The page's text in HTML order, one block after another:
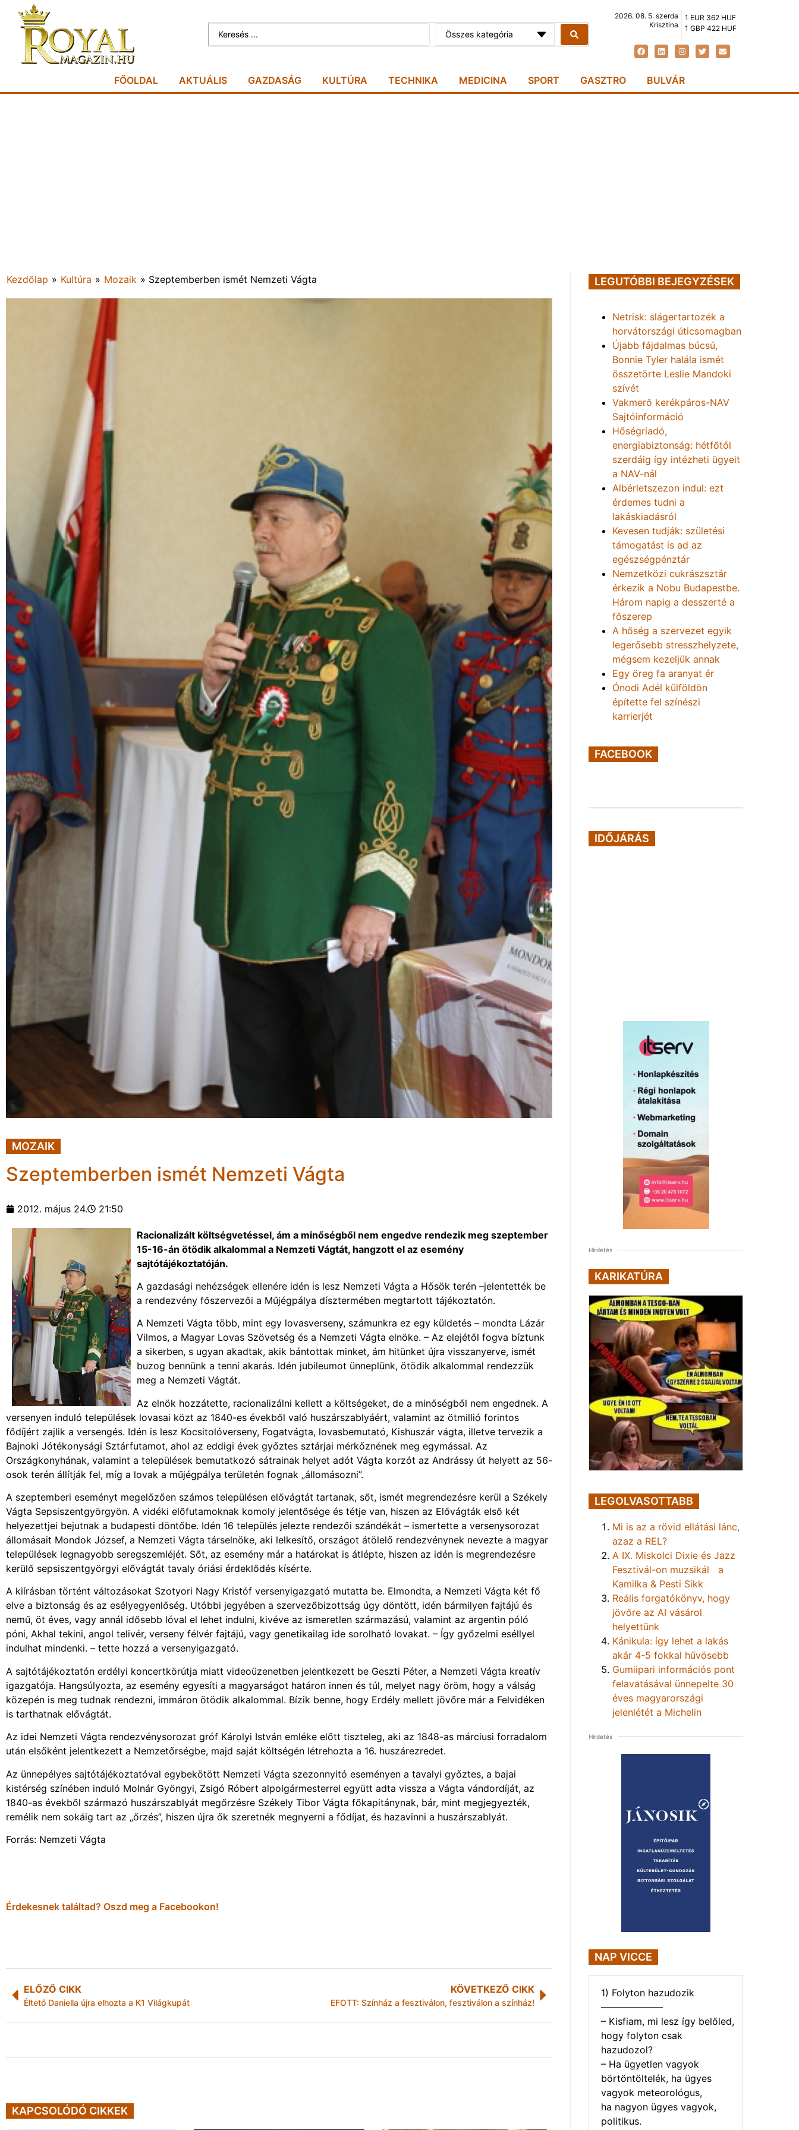
Összes kategória
2026. 08. 5. szerda
Krisztina
1 EUR 362 HUF
1 GBP 422 HUF
FŐOLDAL AKTUÁLIS GAZDASÁG KULTÚRA TECHNIKA MEDICINA SPORT GASZTRO BULVÁR
Kezdőlap » Kultúra » Mozaik » Szeptemberben ismét Nemzeti Vágta
MOZAIK
Szeptemberben ismét Nemzeti Vágta
2012. május 24. 21:50
Racionalizált költségvetéssel, ám a minőségből nem engedve rendezik meg szeptember
15-16-án ötödik alkalommal a Nemzeti Vágtát, hangzott el az esemény
sajtótájékoztatóján.
A gazdasági nehézségek ellenére idén is lesz Nemzeti Vágta a Hősök terén –jelentették be
a rendezvény főszervezői a Műjégpálya dísztermében megtartott tájékoztatón.
A Nemzeti Vágta több, mint egy lovasverseny, számunkra ez egy küldetés – mondta Lázár
Vilmos, a Magyar Lovas Szövetség és a Nemzeti Vágta elnöke. – Az elejétől fogva bíztunk
a sikerben, s ugyan akadtak, akik bántottak minket, ám hitünket újra visszanyerve, ismét
buzog bennünk a tenni akarás. Idén jubileumot ünneplünk, ötödik alkalommal rendezzük
meg a Nemzeti Vágtát.
Az elnök hozzátette, racionalizálni kellett a költségeket, de a minőségből nem engednek. A
versenyen induló települések lovasai közt az 1840-es évekből való huszárszablyáért, valamint az ötmillió forintos
fődíjért zajlik a versengés. Idén is lesz Kocsitolóverseny, Fogatvágta, lovasbemutató, Kishuszár vágta, illetve tervezik a
Bajnoki Jótékonysági Sztárfutamot, ahol az eddigi évek győztes sztárjai mérkőznének meg egymással. Az
Országkonyhának, valamint a települések bemutatkozó sátrainak helyet adót Vágta korzót az Andrássy út helyett az 56-
osok terén állítják fel, míg a lovak a műjégpálya területén fognak „állomásozni”.
A szeptemberi eseményt megelőzően számos településen elővágtát tartanak, sőt, ismét megrendezésre kerül a Székely
Vágta Sepsiszentgyörgyön. A vidéki előfutamoknak komoly jelentősége és tétje van, hiszen az Elővágták első két
helyezettjei bejutnak a budapesti döntőbe. Idén 16 település jelezte rendezői szándékát – ismertette a versenysorozat
állomásait Mondok József, a Nemzeti Vágta társelnöke, aki lelkesítő, országot átölelő rendezvénynek nevezte a magyar
települések legnagyobb seregszemléjét. Sőt, az esemény már a határokat is átlépte, hiszen az idén is megrendezésre
kerülő sepsiszentgyörgyi elővágtát tavaly óriási érdeklődés kísérte.
A kiírásban történt változásokat Szotyori Nagy Kristóf versenyigazgató mutatta be. Elmondta, a Nemzeti Vágta két fő
elve a biztonság és az esélyegyenlőség. Utóbbi jegyében a szervezőbizottság úgy döntött, idén bármilyen fajtájú és
nemű, öt éves, vagy annál idősebb lóval el lehet indulni, kivéve az ismeretlen származású, valamint az argentin póló
póni, Akhal tekini, angol telivér, verseny félvér fajtájú, vagy genetikailag ide sorolható lovakat. – Így győzelmi eséllyel
indulhat mindenki. – tette hozzá a versenyigazgató.
A sajtótájékoztatón erdélyi koncertkörútja miatt videoüzenetben jelentkezett be Geszti Péter, a Nemzeti Vágta kreatív
igazgatója. Hangsúlyozta, az esemény egyesíti a magyarságot határon innen és túl, melyet nagy öröm, hogy a válság
közepén is meg tudnak rendezni, immáron ötödik alkalommal. Bízik benne, hogy Erdély mellett jövőre már a Felvidéken
is tarthatnak elővágtát.
Az idei Nemzeti Vágta rendezvénysorozat gróf Károlyi István emléke előtt tiszteleg, aki az 1848-as márciusi forradalom
után elsőként jelentkezett a Nemzetőrségbe, majd saját költségén létrehozta a 16. huszárezredet.
Az ünnepélyes sajtótájékoztatóval egybekötött Nemzeti Vágta szezonnyitó eseményen a tavalyi győztes, a bajai
kistérség színében induló Molnár Gyöngyi, Zsigó Róbert alpolgármesterrel együtt adta vissza a Vágta vándordíját, az
1840-as évekből származó huszárszablyát megőrzésre Székely Tibor Vágta főkapitánynak, bár, mint megjegyezték,
remélik nem sokáig tart az „őrzés”, hiszen újra ők szeretnék megnyerni a fődíjat, és hazavinni a huszárszablyát.
Forrás: Nemzeti Vágta
Érdekesnek találtad? Oszd meg a Facebookon!
ELŐZŐ CIKK
Éltető Daniella újra elhozta a K1 Világkupát
KÖVETKEZŐ CIKK
EFOTT: Színház a fesztiválon, fesztiválon a színház!
KAPCSOLÓDÓ CIKKEK
LEGUTÓBBI BEJEGYZÉSEK
Netrisk: slágertartozék a
horvátországi úticsomagban
Újabb fájdalmas búcsú,
Bonnie Tyler halála ismét
összetörte Leslie Mandoki
szívét
Vakmerő kerékpáros-NAV
Sajtóinformáció
Hőségriadó,
energiabiztonság: hétfőtől
szerdáig így intézheti ügyeit
a NAV-nál
Albérletszezon indul: ezt
érdemes tudni a
lakáskiadásról
Kevesen tudják: születési
támogatást is ad az
egészségpénztár
Nemzetközi cukrászsztár
érkezik a Nobu Budapestbe.
Három napig a desszerté a
főszerep
A hőség a szervezet egyik
legerősebb stresszhelyzete,
mégsem kezeljük annak
Egy öreg fa aranyat ér
Ónodi Adél külföldön
építette fel színészi
karrierjét
FACEBOOK
IDŐJÁRÁS
Hirdetés
KARIKATÚRA
LEGOLVASOTTABB
Mi is az a rövid ellátási lánc,
azaz a REL?
A IX. Miskolci Dixie és Jazz
Fesztivál-on muzsikál a
Kamilka & Pesti Sikk
Reális forgatókönyv, hogy
jövőre az AI vásárol
helyettünk
Kánikula: így lehet a lakás
akár 4-5 fokkal hűvösebb
Gumiipari információs pont
felavatásával ünnepelte 30
éves magyarországi
jelenlétét a Michelin
Hirdetés
NAP VICCE
1) Folyton hazudozik
——————–
– Kisfiam, mi lesz így belőled,
hogy folyton csak
hazudozol?
– Ha ügyetlen vagyok
börtöntöltelék, ha ügyes
vagyok meteorológus,
ha nagyon ügyes vagyok,
politikus.